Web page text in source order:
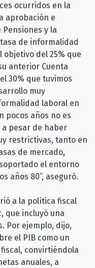
ocurridos en la
aprobación e
y la
de informalidad
objetivo del 25% que
anterior Cuenta
30% que tuvimos
muy
laboral en
pocos años no es
pesar de haber
restrictivas, tanto en
de mercado,
el entorno
años 80”, aseguró.
a la política fiscal
que incluyó una
Por ejemplo, dijo,
el PIB como un
convirtiéndola
anuales, a